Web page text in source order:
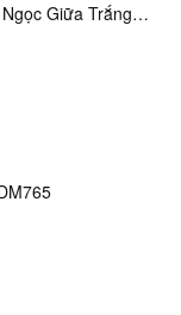
Giữa Trắng